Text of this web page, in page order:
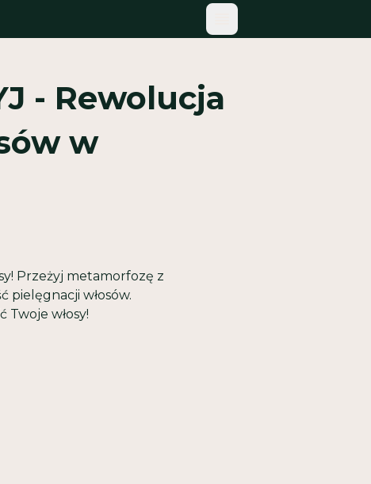
- Rewolucja
w
Przeżyj metamorfozę z
pielęgnacji włosów.
Twoje włosy!